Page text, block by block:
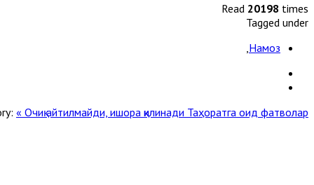
Read 20198 times
Tagged under
Намоз
« Очиқ айтилмайди, ишора қилинади Таҳоратга оид фатволар »